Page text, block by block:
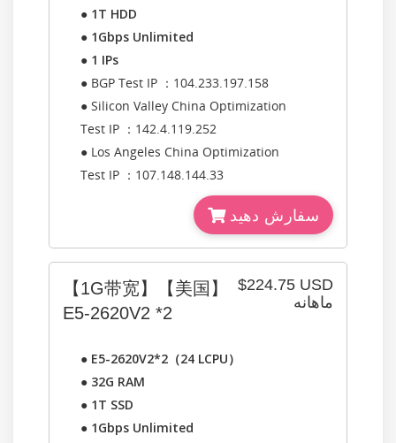
● 1T HDD
● 1Gbps Unlimited
● 1 IPs
● BGP Test IP ：104.233.197.158
● Silicon Valley China Optimization
Test IP ：142.4.119.252
● Los Angeles China Optimization
Test IP ：107.148.144.33
سفارش دهید
$224.75 USD
ماهانه
【1G带宽】【美国】
E5-2620V2 *2
● E5-2620V2*2（24 LCPU）
● 32G RAM
● 1T SSD
● 1Gbps Unlimited